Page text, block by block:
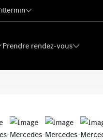
Prendre rendez-vous
Next